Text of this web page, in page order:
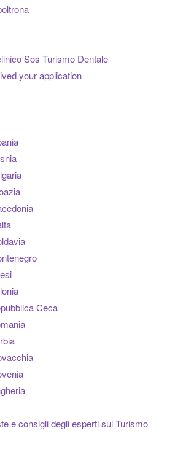
Sos Turismo Dentale
your application
Ceca
e consigli degli esperti sul Turismo